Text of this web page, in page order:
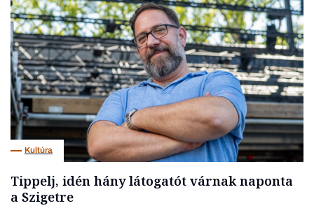
Kultúra
Tippelj, idén hány látogatót várnak naponta
a Szigetre